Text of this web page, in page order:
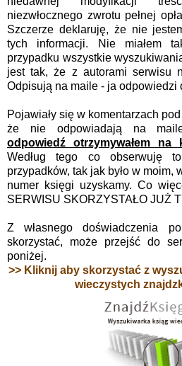
niezwłocznego zwrotu pełnej
Szczerze deklaruję, że nie
tych informacji. Nie miałem
przypadku wszystkie
jest tak, że z autorami serwisu
Odpisują na maile - ja odpowiedzi
Pojawiały się w komentarzach
że nie odpowiadają na
odpowiedź otrzymywałem na
Według tego co obserwuję
przypadków, tak jak było w moim,
numer księgi uzyskamy. Co
SERWISU SKORZYSTAŁO JUŻ
Z własnego doświadczenia
skorzystać, może przejść do
poniżej.
>> Kliknij aby skorzystać z
wieczystych